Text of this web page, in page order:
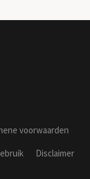
voorwaarden
Disclaimer